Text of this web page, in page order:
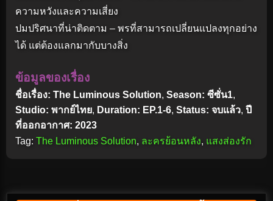
ความหวังและความเสี่ยง
ปมปริศนาที่น่าติดตาม – พรที่สามารถเปลี่ยนแปลงทุกอย่าง
ได้ แต่ต้องแลกมากับบางสิ่ง
ข้อมูลของเรื่อง
ชื่อเรื่อง: The Luminous Solution, Season: ซีซั่น1,
Studio: พากย์ไทย, Duration: EP.1-6, Status: จบแล้ว, ปี
ที่ออกอากาศ: 2023
Tag: The Luminous Solution, ละครย้อนหลัง, แสงส่องรัก